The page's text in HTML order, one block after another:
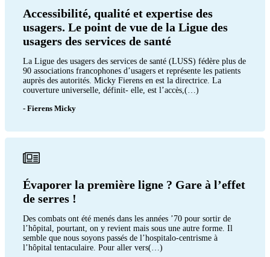
Accessibilité, qualité et expertise des
usagers. Le point de vue de la Ligue des
usagers des services de santé
La Ligue des usagers des services de santé (LUSS) fédère plus de
90 associations francophones d’usagers et représente les patients
auprès des autorités. Micky Fierens en est la directrice. La
couverture universelle, définit- elle, est l’accès,(…)
- Fierens Micky
Évaporer la première ligne ? Gare à l’effet
de serres !
Des combats ont été menés dans les années ’70 pour sortir de
l’hôpital, pourtant, on y revient mais sous une autre forme. Il
semble que nous soyons passés de l’hospitalo-centrisme à
l’hôpital tentaculaire. Pour aller vers(…)